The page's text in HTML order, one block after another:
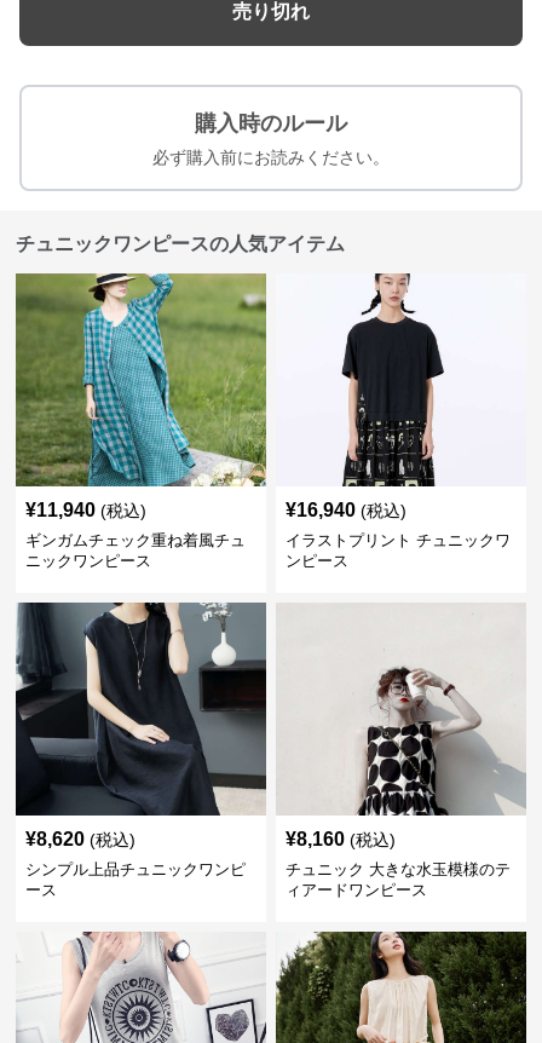
売り切れ
購入時のルール
必ず購入前にお読みください。
チュニックワンピースの人気アイテム
¥11,940 (税込)
ギンガムチェック重ね着風チュ
ニックワンピース
¥16,940 (税込)
イラストプリント チュニックワ
ンピース
¥8,620 (税込)
シンプル上品チュニックワンピ
ース
¥8,160 (税込)
チュニック 大きな水玉模様のテ
ィアードワンピース